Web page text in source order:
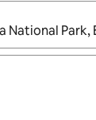
sind,